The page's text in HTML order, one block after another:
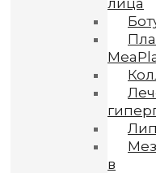
лица
в